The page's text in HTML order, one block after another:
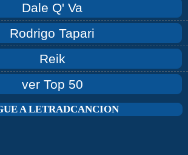
Dale Q' Va
Rodrigo Tapari
Reik
ver Top 50
A LETRADCANCION